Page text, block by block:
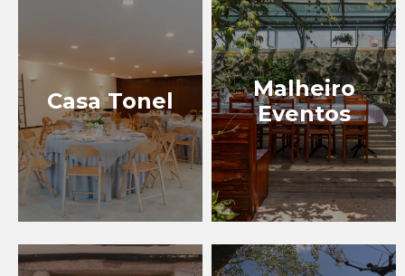
Casa Tonel
Malheiro
Eventos